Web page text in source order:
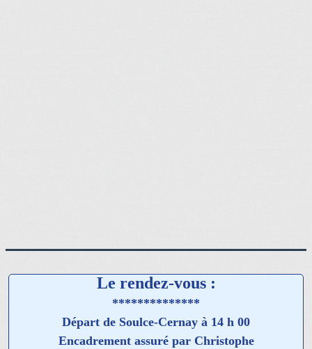
Le rendez-vous :
**************
Départ de Soulce-Cernay à 14 h 00
Encadrement assuré par Christophe